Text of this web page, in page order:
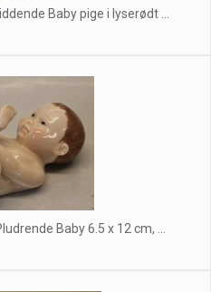
Baby pige i lyserødt ...
Baby 6.5 x 12 cm, ...